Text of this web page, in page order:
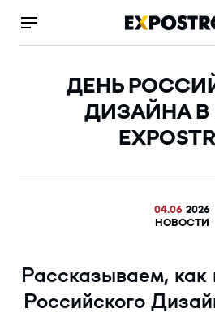
ДЕНЬ
ДИЗАЙНА
04.06 2026
НОВОСТИ
Рассказываем,
Российского